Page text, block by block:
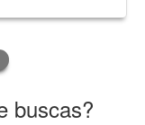
buscas?